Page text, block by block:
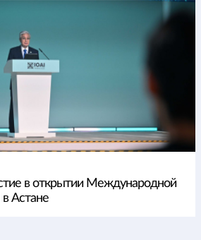
в открытии Международной
Астане